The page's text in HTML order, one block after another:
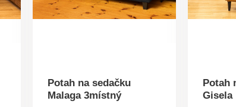
Potah na sedačku
Malaga 3místný
Potah
Gisela